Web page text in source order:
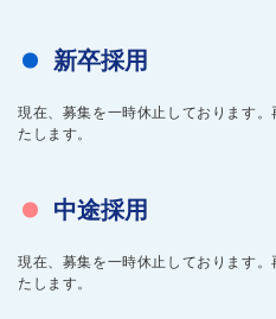
新卒採用
現在、募集を一時休止しております
たします。
中途採用
現在、募集を一時休止しております
たします。